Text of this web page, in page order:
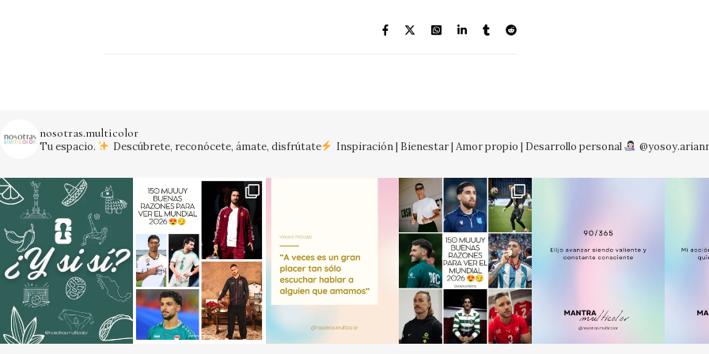
nosotras.multicolor
Tu espacio. Descúbrete, reconócete, ámate, disfrútate Inspiración | Bienestar | Amor propio | Desarrollo personal
¡Vamos México!
#mexico #mundial20
No so